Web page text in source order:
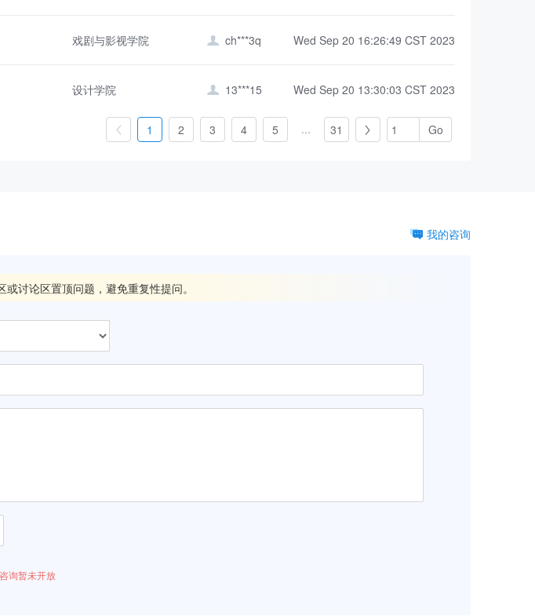
戏剧与影视学院  ch***3q Wed Sep 20 16:26:49 CST 2023
设计学院  13***15 Wed Sep 20 13:30:03 CST 2023
 1 2 3 4 5 ... 31 
我的咨询